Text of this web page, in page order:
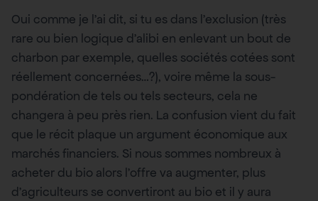
Oui comme je l’ai dit, si tu es dans l’exclusion (très
rare ou bien logique d’alibi en enlevant un bout de
charbon par exemple, quelles sociétés cotées sont
réellement concernées…?), voire même la sous-
pondération de tels ou tels secteurs, cela ne
changera à peu près rien. La confusion vient du fait
que le récit plaque un argument économique aux
marchés financiers. Si nous sommes nombreux à
acheter du bio alors l’offre va augmenter, plus
d’agriculteurs se convertiront au bio et il y aura